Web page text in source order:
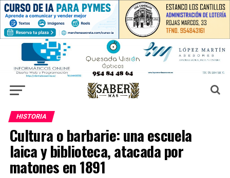
HISTORIA
Cultura o barbarie: una escuela
laica y biblioteca, atacada por
matones en 1891